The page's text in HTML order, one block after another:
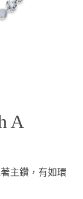
A
主鑽，有如環